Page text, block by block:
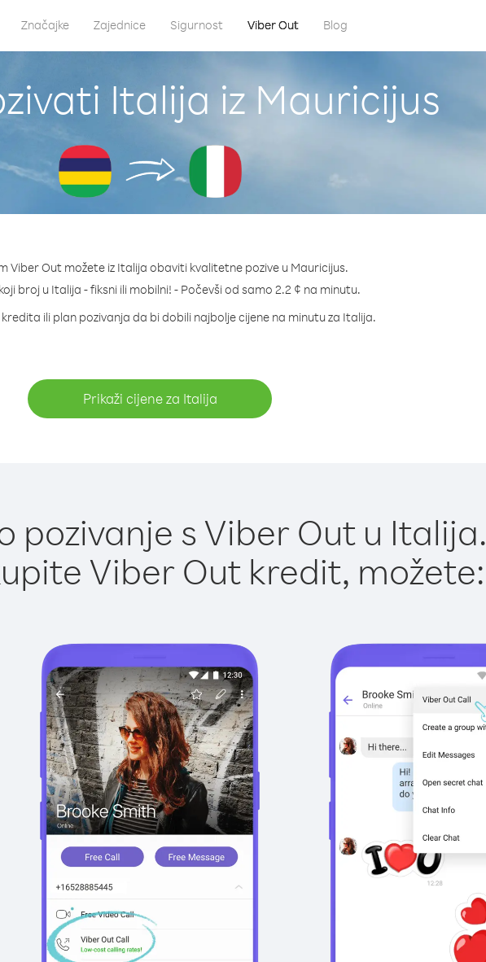
Značajke Zajednice Sigurnost Viber Out Blog
Italija iz Mauricijus
Viber Out možete iz Italija obaviti kvalitetne pozive u Mauricijus.
broj u Italija - fiksni ili mobilni! - Počevši od samo 2.2 ¢ na minutu.
ili plan pozivanja da bi dobili najbolje cijene na minutu za Italija.
Prikaži cijene za Italija
pozivanje s Viber Out u Italija.
Viber Out kredit, možete: